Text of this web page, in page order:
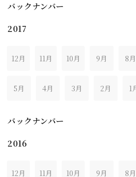
バックナンバー
2017
12月 11月 10月 9月 8月
5月 4月 3月 2月 1
バックナンバー
2016
12月 11月 10月 9月 8月